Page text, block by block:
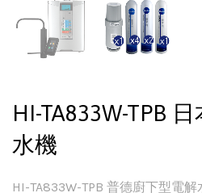
HI-TA833W-TPB
水機
HI-TA833W-TPB 普德廚下型電解